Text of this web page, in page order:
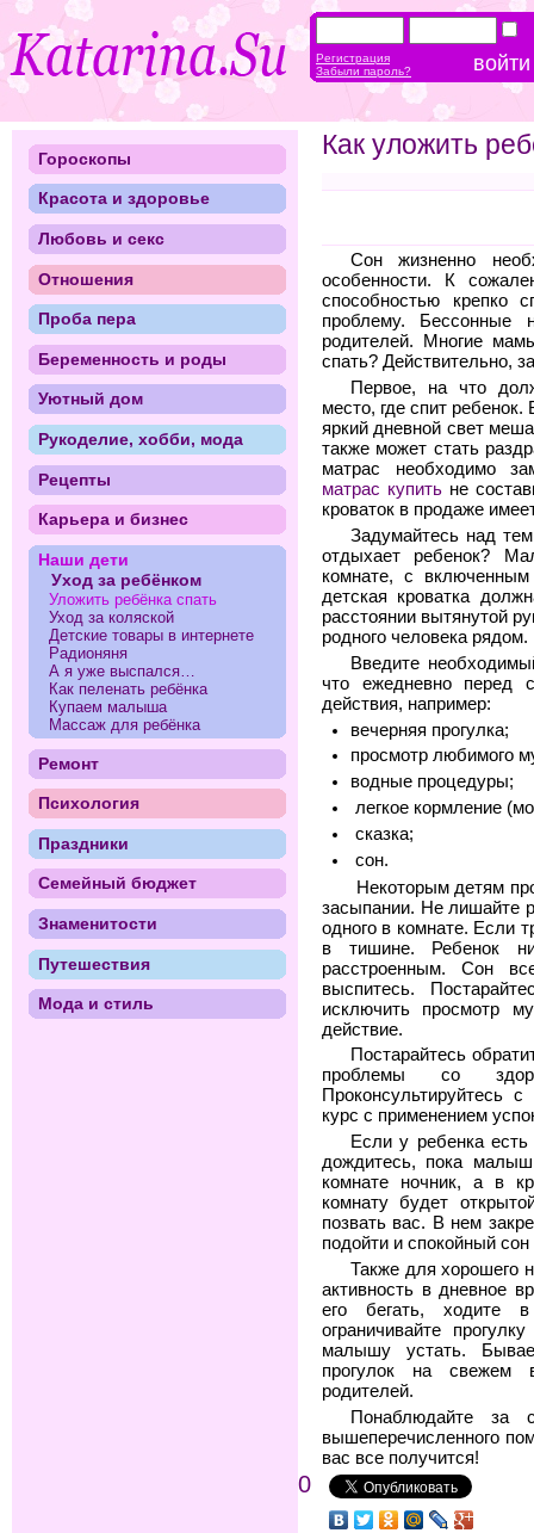
Как уложить
Сон жизненно
особенности. К
способностью
проблему.
родителей. Многие
спать? Действительно,
Первое, на что
место, где спит
яркий дневной свет
также может стать
матрас необходимо
матрас купитьне
кроваток в продаже
Задумайтесь над
отдыхает ребенок?
комнате, с
детская кроватка
расстоянии вытянутой
родного человека рядом.
Введите
что ежедневно перед
действия, например:
вечерняя прогулка;
просмотр любимого
водные процедуры;
легкое кормление
сказка;
сон.
Некоторым детям
засыпании. Не лишайте
одного в комнате. Если
в тишине. Ребенок
расстроенным. Сон
выспитесь.
исключить просмотр
действие.
Постарайтесь
проблемы со
Проконсультируйтесь
курс с применением
Если у ребенка
дождитесь, пока
комнате ночник, а в
комнату будет
позвать вас. В нем
подойти и спокойный
Также для хорошего
активность в дневное
его бегать, ходите
ограничивайте
малышу устать.
прогулок на свежем
родителей.
Понаблюдайте за
вышеперечисленного
вас все получится!
0
Гороскопы
Красота и здоровье
Любовь и секс
Отношения
Проба пера
Беременность и роды
Уютный дом
Рукоделие, хобби, мода
Рецепты
Карьера и бизнес
Наши дети
Уход за ребёнком
Уложить ребёнка спать
Уход за коляской
Детские товары в интернете
Радионяня
А я уже выспался…
Как пеленать ребёнка
Купаем малыша
Массаж для ребёнка
Ремонт
Психология
Праздники
Семейный бюджет
Знаменитости
Путешествия
Мода и стиль
Регистрация
Забыли пароль?